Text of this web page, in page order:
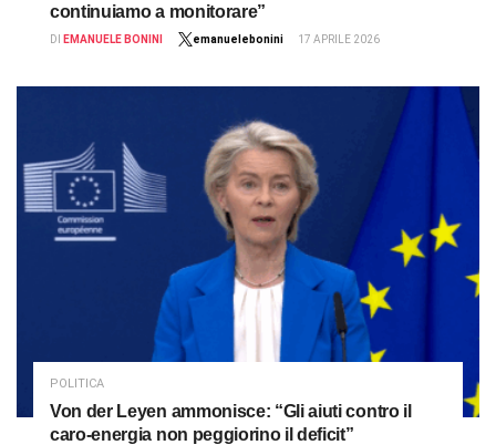
continuiamo a monitorare”
DI EMANUELE BONINI emanuelebonini 17 APRILE 2026
POLITICA
Von der Leyen ammonisce: “Gli aiuti contro il
caro-energia non peggiorino il deficit”